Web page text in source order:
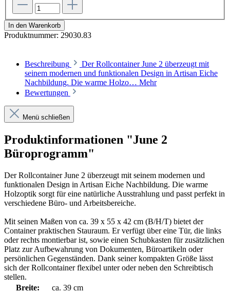
In den Warenkorb
Produktnummer: 29030.83
Beschreibung
Der Rollcontainer June 2 überzeugt mit
seinem modernen und funktionalen Design in Artisan Eiche
Nachbildung. Die warme Holzo… Mehr
Bewertungen
Menü schließen
Produktinformationen "June 2
Büroprogramm"
Der Rollcontainer June 2 überzeugt mit seinem modernen und
funktionalen Design in Artisan Eiche Nachbildung. Die warme
Holzoptik sorgt für eine natürliche Ausstrahlung und passt perfekt in
verschiedene Büro- und Arbeitsbereiche.
Mit seinen Maßen von ca. 39 x 55 x 42 cm (B/H/T) bietet der
Container praktischen Stauraum. Er verfügt über eine Tür, die links
oder rechts montierbar ist, sowie einen Schubkasten für zusätzlichen
Platz zur Aufbewahrung von Dokumenten, Büroartikeln oder
persönlichen Gegenständen. Dank seiner kompakten Größe lässt
sich der Rollcontainer flexibel unter oder neben den Schreibtisch
stellen.
Breite:
ca. 39 cm